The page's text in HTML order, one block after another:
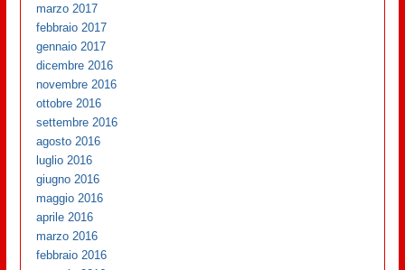
marzo 2017
febbraio 2017
gennaio 2017
dicembre 2016
novembre 2016
ottobre 2016
settembre 2016
agosto 2016
luglio 2016
giugno 2016
maggio 2016
aprile 2016
marzo 2016
febbraio 2016